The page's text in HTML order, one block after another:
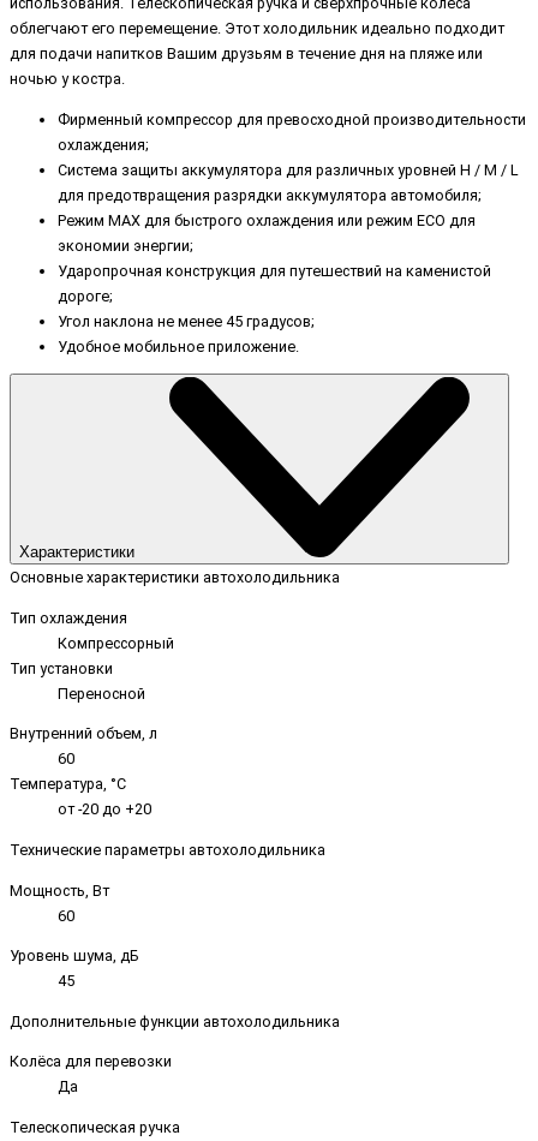
облегчают его перемещение. Этот холодильник идеально подходит
для подачи напитков Вашим друзьям в течение дня на пляже или
ночью у костра.
Фирменный компрессор для превосходной производительности
охлаждения;
Система защиты аккумулятора для различных уровней H / M / L
для предотвращения разрядки аккумулятора автомобиля;
Режим MAX для быстрого охлаждения или режим ECO для
экономии энергии;
Ударопрочная конструкция для путешествий на каменистой
дороге;
Угол наклона не менее 45 градусов;
Удобное мобильное приложение.
Характеристики
Основные характеристики автохолодильника
Тип охлаждения
Компрессорный
Тип установки
Переносной
Внутренний объем, л
60
Температура, °C
от -20 до +20
Технические параметры автохолодильника
Мощность, Вт
60
Уровень шума, дБ
45
Дополнительные функции автохолодильника
Колёса для перевозки
Да
Телескопическая ручка